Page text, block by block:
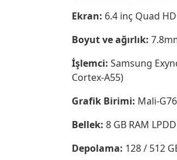
Ekran: 6.4 inç Quad
Boyut ve ağırlık:
İşlemci: Samsung
Cortex-A55)
Grafik Birimi: Mali-
Bellek: 8 GB RAM
Depolama: 128 / 512